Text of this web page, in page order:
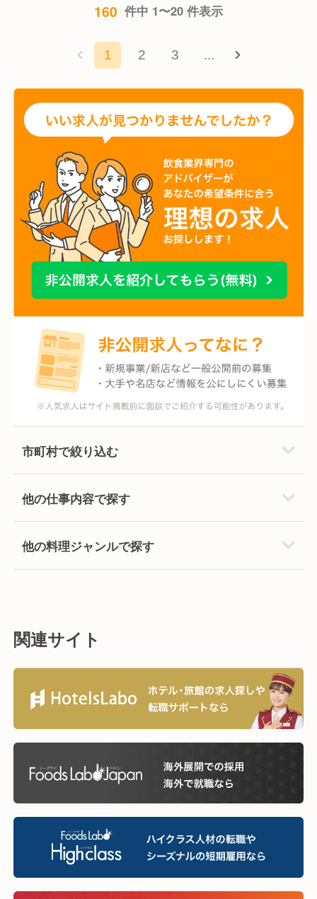
160 件中 1〜20 件表示
1 2 3 ...
市町村で絞り込む
他の仕事内容で探す
他の料理ジャンルで探す
関連サイト